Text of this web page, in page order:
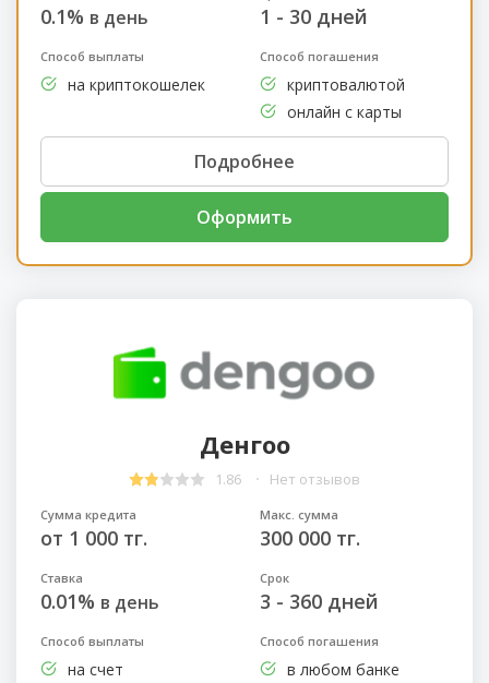
0.1% в день 1 - 30 дней
Способ выплаты
на криптокошелек
Способ погашения
криптовалютой
онлайн с карты
Подробнее
Оформить
Денгоо
1.86 Нет отзывов
Сумма кредита
от 1 000 тг.
Макс. сумма
300 000 тг.
Ставка
0.01% в день
Срок
3 - 360 дней
Способ выплаты
на счет
Способ погашения
в любом банке